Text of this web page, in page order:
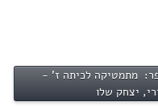
מתמטיקה לכיתה ז' -
יצחק שלו